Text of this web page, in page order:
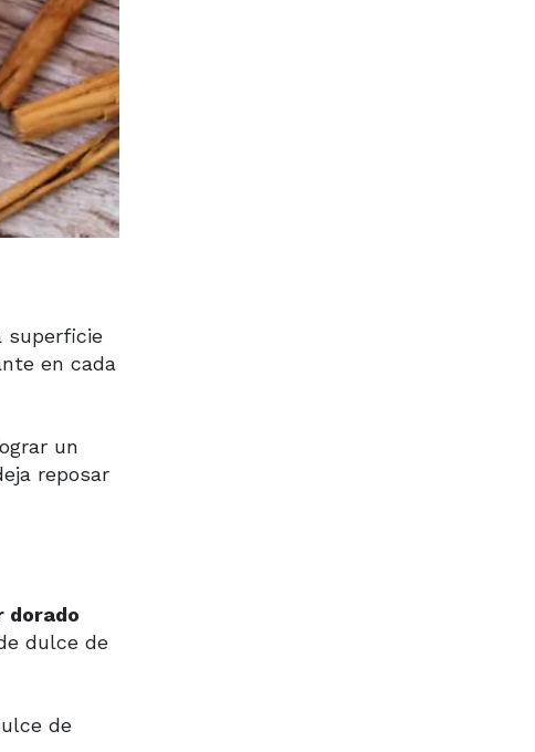
superficie
en cada
un
reposar
dorado
dulce de
de